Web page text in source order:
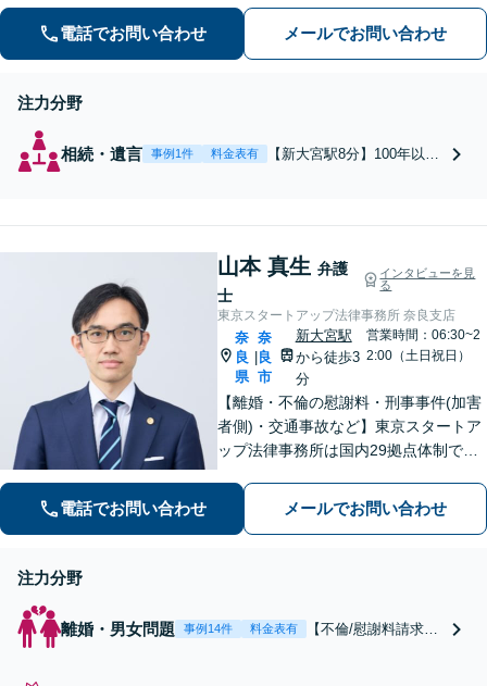
に持ち込んだ事例あり【初回面談無
電話でお問い合わせ メールでお問い合わせ
注力分野
相続・遺言 事例1件 料金表有
【新大宮駅8分】100年以上
相続、遺留分減殺請求、特
別受益・寄与分、相続放
棄・限定承認など実績多
数。遺言書作成もお任せく
ださい。【初回面談無料】
山本 真生 弁護
士
インタビューを見
る
東京スタートアップ法律事務所 奈良支店
奈
良
県
奈
良
市
新大宮駅
から徒歩3
分
営業時間：06:30~2
2:00（土日祝日）
【離婚・不倫の慰謝料・刑事事件(加害
者側)・交通事故など】東京スタートア
ップ法律事務所は国内29拠点体制で全
対応(法律相談は完全予約制)】各分野で
専門性の高い弁護士が寄り添い解決を
電話でお問い合わせ メールでお問い合わせ
注力分野
離婚・男女問題 事例14件 料金表有
【不倫/慰謝料請求に